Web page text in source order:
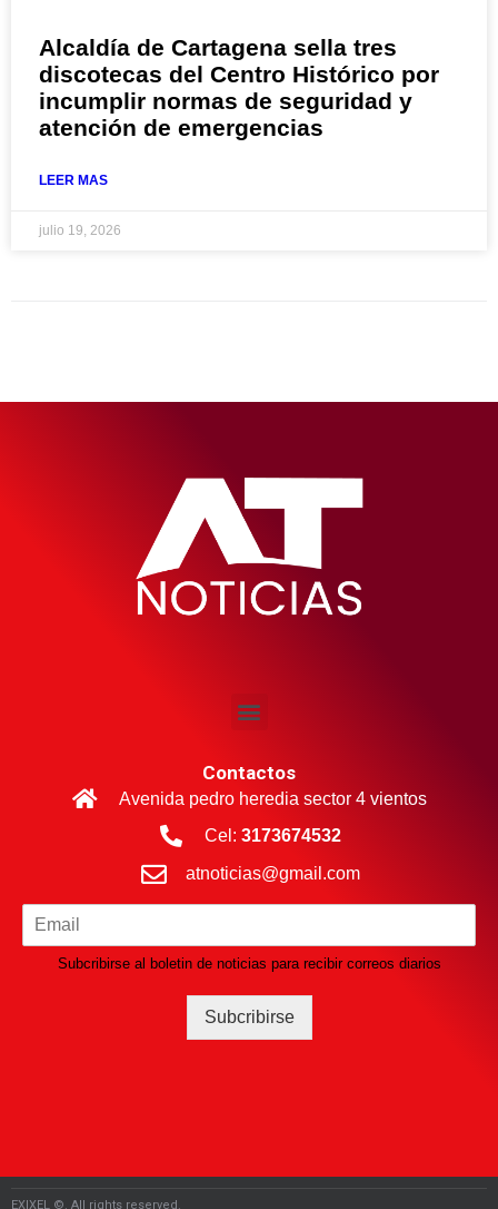
Alcaldía de Cartagena sella tres
discotecas del Centro Histórico por
incumplir normas de seguridad y
atención de emergencias
LEER MAS
julio 19, 2026
Contactos
Avenida pedro heredia sector 4 vientos
Cel: 3173674532
atnoticias@gmail.com
Subcribirse al boletin de noticias para recibir correos diarios
Subcribirse
EXIXEL ©. All rights reserved.